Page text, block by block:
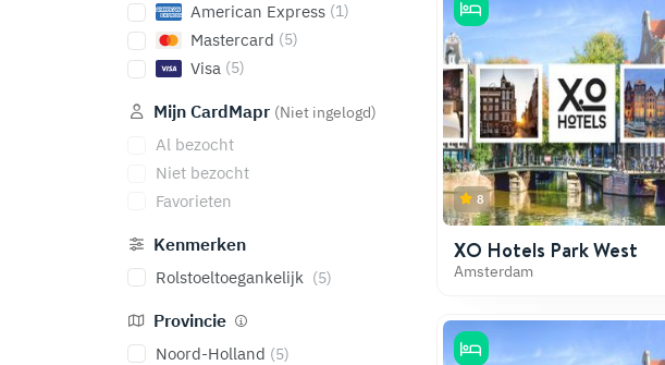
American Express (1)
Mastercard (5)
Visa (5)
Mijn CardMapr (Niet ingelogd)
Al bezocht
Niet bezocht
Favorieten
Kenmerken
Rolstoeltoegankelijk (5)
Provincie
Noord-Holland (5)
8
XO Hotels Park West
Amsterdam